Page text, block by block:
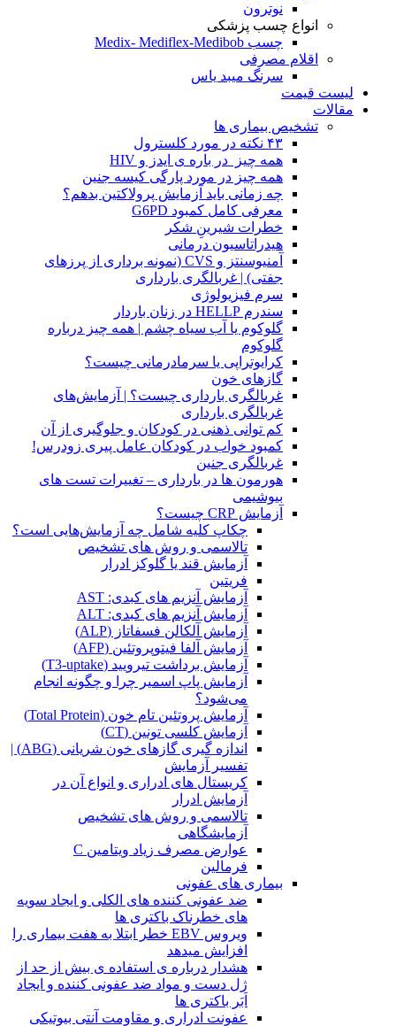
نوترون
انواع چسب پزشکی
چسب Medix- Mediflex-Medibob
اقلام مصرفی
سرنگ میبد یاس
لیست قیمت
مقالات
تشخیص بیماری ها
۴۳ نکته در مورد کلسترول
همه چیز در باره ی ایدز و HIV
همه چیز در مورد پارگی کیسه جنین
چه زمانی باید آزمایش پرولاکتین بدهم؟
معرفی کامل کمبود G6PD
خطرات شیرینِ شکر
هیدراتاسیون درمانی
آمنیوسنتز و CVS (نمونه برداری از پرزهای
جفتی) | غربالگری بارداری
سرم فیزیولوژی
سندرم HELLP در زنان باردار
گلوکوم یا آب سیاه چشم | همه چیز درباره
گلوکوم
کرایوتراپی یا سرمادرمانی چیست؟
گازهای خون
غربالگری بارداری چیست؟ | آزمایش‌های
غربالگری بارداری
کم توانی ذهنی در کودکان و جلوگیری از آن
کمبود خواب در کودکان عامل پیری زودرس!
غربالگری جنین
هورمون ها در بارداری – تغییرات تست های
بیوشیمی
آزمایش CRP چیست؟
چکاپ کلیه شامل چه آزمایش‌هایی است؟
تالاسمی و روش های تشخیص
آزمایش قند یا گلوکز ادرار
فریتین
آزمایش آنزیم های کبدی: AST
آزمایش آنزیم های کبدی: ALT
آزمایش آلکالن فسفاتاز (ALP)
آزمایش آلفا فیتوپروتئین (AFP)
آزمایش برداشت تیرویید (T3-uptake)
آزمایش پاپ اسمیر چرا و چگونه انجام
می‌شود؟
آزمایش پروتئین تام خون (Total Protein)
آزمایش کلسی تونین (CT)
اندازه گیری گازهای خون شریانی (ABG) |
تفسیر آزمایش
کریستال ‌های ادراری و انواع آن در
آزمایش ادرار
تالاسمی و روش های تشخیص
آزمایشگاهی
عوارض مصرف زیاد ویتامین C
فرمالین
بیماری های عفونی
ضد عفونی کننده های الکلی و ایجاد سویه
های خطرناک باکتری ها
ویروس EBV خطر ابتلا به هفت بیماری را
افزایش میدهد
هشدار درباره ی استفاده ی بیش از حد از
ژل دست و مواد ضد عفونی کننده و ایجاد
اَبَر باکتری ها
عفونت ادراری و مقاومت آنتی بیوتیکی